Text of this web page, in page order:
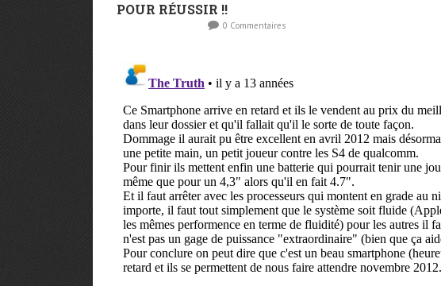
POUR RÉUSSIR !!
0 Commentaires